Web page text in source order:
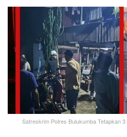
Satreskrim Polres Bulukumba Tetapkan